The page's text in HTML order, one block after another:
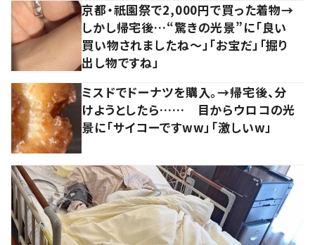
京都・祇園祭で2,000円で買った着物→
しかし帰宅後…“驚きの光景”に「良い
買い物されましたね～」「お宝だ」「掘り
出し物ですね」
ミスドでドーナツを購入。→帰宅後、分
けようとしたら…… 目からウロコの光
景に「サイコーですww」「激しいw」